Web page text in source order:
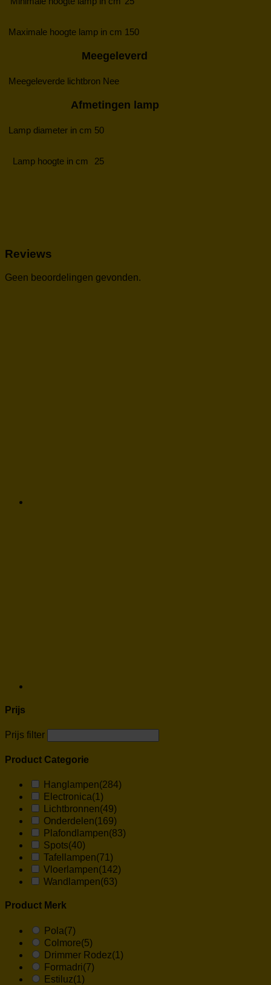
Maximale hoogte lamp in cm 150
Meegeleverd
Meegeleverde lichtbron Nee
Afmetingen lamp
Lamp diameter in cm 50
Lamp hoogte in cm 25
Reviews
Geen beoordelingen gevonden.
Prijs
Prijs filter
Product Categorie
Hanglampen(284)
Electronica(1)
Lichtbronnen(49)
Onderdelen(169)
Plafondlampen(83)
Spots(40)
Tafellampen(71)
Vloerlampen(142)
Wandlampen(63)
Product Merk
Pola(7)
Colmore(5)
Drimmer Rodez(1)
Formadri(7)
Estiluz(1)